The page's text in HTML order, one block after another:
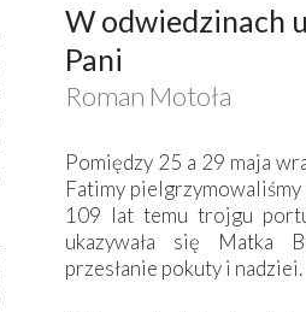
W odwiedzinach
Pani
Roman Motoła
Pomiędzy 25 a 29 maja
Fatimy
109 lat temu trojgu
ukazywała się Matka
przesłanie pokuty i nadziei.